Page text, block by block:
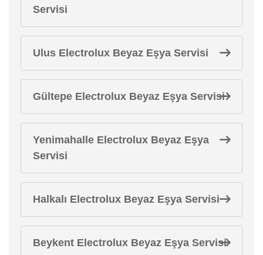
Servisi
Ulus Electrolux Beyaz Eşya Servisi
Gültepe Electrolux Beyaz Eşya Servisi
Yenimahalle Electrolux Beyaz Eşya
Servisi
Halkalı Electrolux Beyaz Eşya Servisi
Beykent Electrolux Beyaz Eşya Servisi